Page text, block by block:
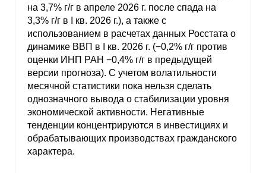
Ученый совет
Материалы
О совете
Регулярные прогнозы
Квартальный прогноз
на 3,7% г/г в апреле 2026 г. после спада на
3,3% г/г в I кв. 2026 г.), а также с
использованием в расчетах данных Росстата о
динамике ВВП в I кв. 2026 г. (−0,2% г/г против
оценки ИНП РАН −0,4% г/г в предыдущей
версии прогноза). С учетом волатильности
месячной статистики пока нельзя сделать
однозначного вывода о стабилизации уровня
экономической активности. Негативные
тенденции концентрируются в инвестициях и
обрабатывающих производствах гражданского
характера.